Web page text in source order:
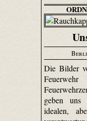
Die Bilder
geben uns
idealen,